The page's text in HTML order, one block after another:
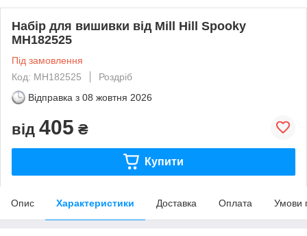
Набір для вишивки від Mill Hill Spooky
MH182525
Під замовлення
Код: MH182525
Роздріб
Відправка з 08 жовтня 2026
від 405 ₴
Купити
Опис Характеристики Доставка Оплата Умови